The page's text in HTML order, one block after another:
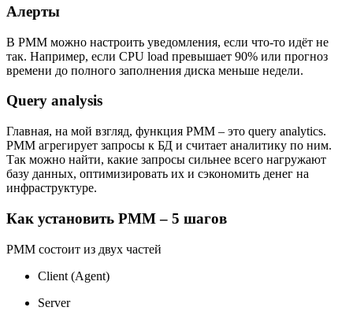
Алерты
В PMM можно настроить уведомления, если что-то идёт не
так. Например, если CPU load превышает 90% или прогноз
времени до полного заполнения диска меньше недели.
Query analysis
Главная, на мой взгляд, функция PMM – это query analytics.
PMM агрегирует запросы к БД и считает аналитику по ним.
Так можно найти, какие запросы сильнее всего нагружают
базу данных, оптимизировать их и сэкономить денег на
инфраструктуре.
Как установить PMM – 5 шагов
PMM состоит из двух частей
Client (Agent)
Server